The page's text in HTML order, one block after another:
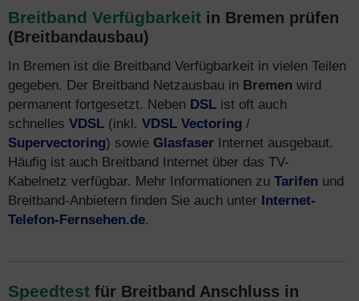
Breitband Verfügbarkeit in Bremen prüfen
(Breitbandausbau)
In Bremen ist die Breitband Verfügbarkeit in vielen Teilen
gegeben. Der Breitband Netzausbau in Bremen wird
permanent fortgesetzt. Neben DSL ist oft auch
schnelles VDSL (inkl. VDSL Vectoring /
Supervectoring) sowie Glasfaser Internet ausgebaut.
Häufig ist auch Breitband Internet über das TV-
Kabelnetz verfügbar. Mehr Informationen zu Tarifen und
Breitband-Anbietern finden Sie auch unter Internet-
Telefon-Fernsehen.de.
Speedtest für Breitband Anschluss in